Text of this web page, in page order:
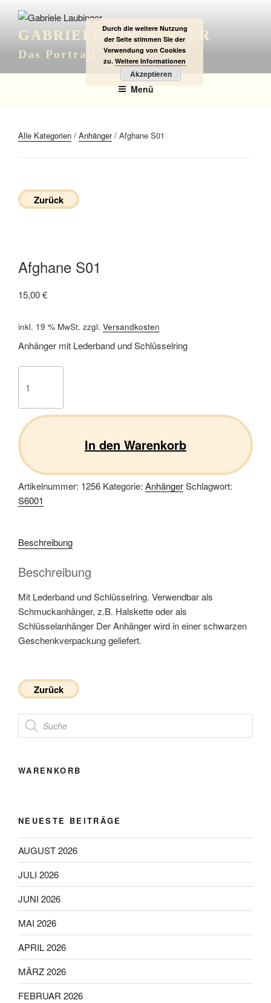
Inhalt
springenGABRIELE LAUBINGER
Das Portrait
Menü
Alle Kategorien / Anhänger/ Afghane S01
Zurück
Afghane S01
15,00€
inkl. 19 % MwSt. zzgl. Versandkosten
Anhänger mit Lederband und Schlüsselring
S01
In den Warenkorb
Artikelnummer: 1256 Kategorie: AnhängerSchlagwort:
S6001
Beschreibung
Beschreibung
Mit Lederband und Schlüsselring. Verwendbar als
Schmuckanhänger, z.B. Halskette oder als
Schlüsselanhänger Der Anhänger wird in einer schwarzen
Geschenkverpackung geliefert.
Zurück
Products
search
WARENKORB
NEUESTE BEITRÄGE
AUGUST 2026
JULI 2026
JUNI 2026
MAI 2026
APRIL 2026
MÄRZ 2026
FEBRUAR 2026
Durch die weitere Nutzung
der Seite stimmen Sie der
Verwendung von Cookies
zu. Weitere Informationen
Akzeptieren